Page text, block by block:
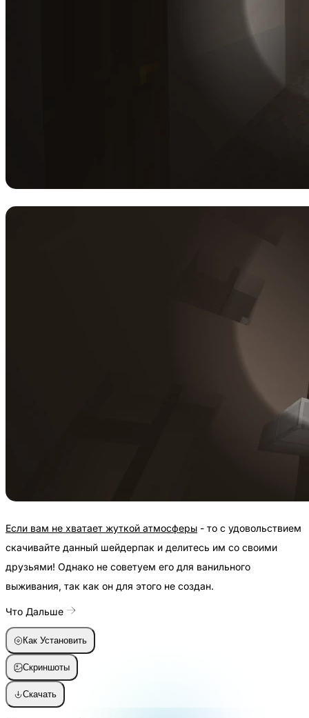
Если вам не хватает жуткой атмосферы - то с удовольствием
скачивайте данный шейдерпак и делитесь им со своими
друзьями! Однако не советуем его для ванильного
выживания, так как он для этого не создан.
Что Дальше
Как Установить
Скриншоты
Скачать